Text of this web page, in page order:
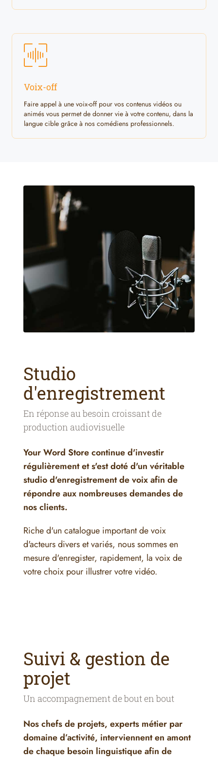
Voix-off
Faire appel à une voix-off pour vos contenus vidéos ou
animés vous permet de donner vie à votre contenu, dans la
langue cible grâce à nos comédiens professionnels.
Studio
d'enregistrement
En réponse au besoin croissant de
production audiovisuelle
Your Word Store continue d'investir
régulièrement et s'est doté d'un véritable
studio d'enregistrement de voix afin de
répondre aux nombreuses demandes de
nos clients.
Riche d'un catalogue important de voix
d'acteurs divers et variés, nous sommes en
mesure d'enregister, rapidement, la voix de
votre choix pour illustrer votre vidéo.
Suivi & gestion de
projet
Un accompagnement de bout en bout
Nos chefs de projets, experts métier par
domaine d’activité, interviennent en amont
de chaque besoin linguistique afin de